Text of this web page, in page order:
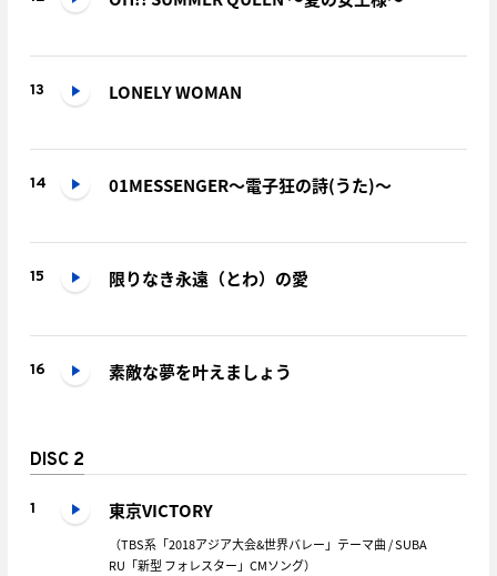
13 LONELY WOMAN
14 01MESSENGER～電子狂の詩(うた)～
15 限りなき永遠（とわ）の愛
16 素敵な夢を叶えましょう
DISC 2
1 東京VICTORY
（TBS系「2018アジア大会&世界バレー」テーマ曲 / SUBA
RU「新型 フォレスター」CMソング）